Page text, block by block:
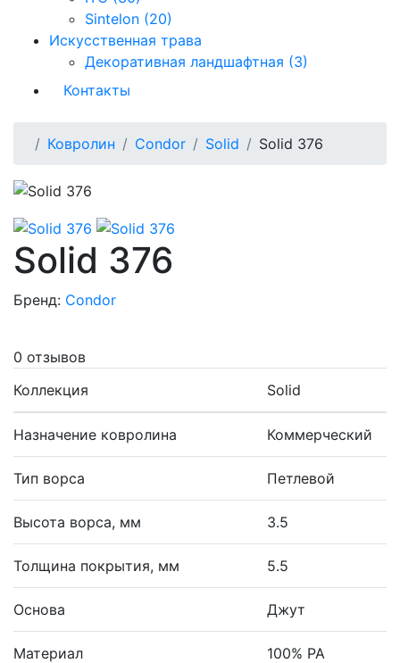
Sintelon (20)
Искусственная трава
Декоративная ландшафтная (3)
Контакты
Ковролин Condor Solid Solid 376
Solid 376
Бренд: Condor
0 отзывов
Коллекция
Solid
Назначение ковролина Коммерческий
Тип ворса Петлевой
Высота ворса, мм 3.5
Толщина покрытия, мм 5.5
Основа Джут
Материал 100% PA